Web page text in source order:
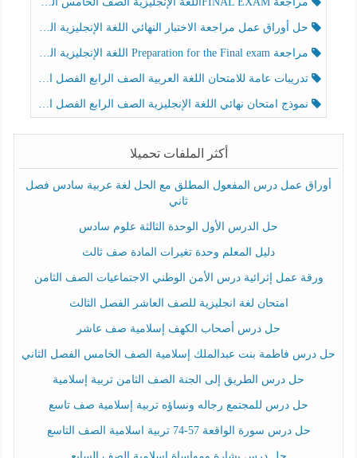
حل أوراق عمل مراجعة الاختبار النهائي اللغة الإنجليزية الصف الرابع الفصل الثالث
مراجعة Preparation for the Final exam اللغة الإنجليزية الصف الرابع الفصل الثالث
تدريبات عامة للامتحان اللغة العربية الصف الرابع الفصل الثالث
نموذج امتحان نهائي اللغة الإنجليزية الصف الرابع الفصل الثالث
أكثر الملفات تحميلا
أوراق عمل درس المفعول المطلق مع الحل لغة عربية سادس فصل
ثاني
حل الدرس الأول الوحدة الثالثة علوم سادس
دليل المعلم وحدة تغيرات المادة صف ثالث
ورقة عمل إثرائية درس الأمن الوطني الاجتماعيات الصف الثامن
امتحان لغة انجليزية للصف العاشر الفصل الثالث
حل درس أصحاب الكهف إسلامية صف عاشر
حل درس فاطمة بنت عبدالملك إسلامية الصف الخامس الفصل الثاني
حل درس الطريق إلى الجنة الصف الثامن تربية إسلامية
حل درس للمجتمع رجاله ونساؤه تربية إسلامية صف تاسع
حل درس سورة الواقعة 57-74 تربية اسلامية الصف التاسع